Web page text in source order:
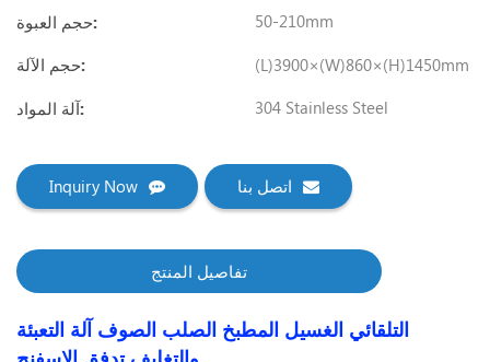
حجم العبوة: 50-210mm
حجم الآلة: (L)3900×(W)860×(H)1450mm
آلة المواد: 304 Stainless Steel
Inquiry Now اتصل بنا
تفاصيل المنتج
التلقائي الغسيل المطبخ الصلب الصوف آلة التعبئة